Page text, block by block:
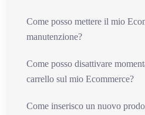
Come posso mettere il mio
manutenzione?
Come posso disattivare
carrello sul mio Ecommerce?
Come inserisco un nuovo